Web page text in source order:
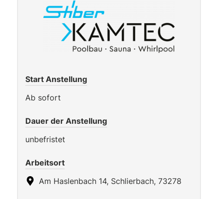
Start Anstellung
Ab sofort
Dauer der Anstellung
unbefristet
Arbeitsort
Am Haslenbach 14, Schlierbach, 73278